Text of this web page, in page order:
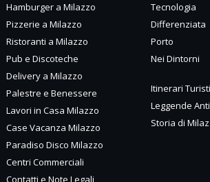
Hamburger a Milazzo
Pizzerie a Milazzo
Ristoranti a Milazzo
Pub e Discoteche
Delivery a Milazzo
Palestre e Benessere
Lavori in Casa Milazzo
Case Vacanza Milazzo
Paradiso Disco Milazzo
Centri Commerciali
Contatti e Note Legali
Tecnologia
Differenziata
Porto
Nei Dintorni
Itinerari
Leggende
Storia di